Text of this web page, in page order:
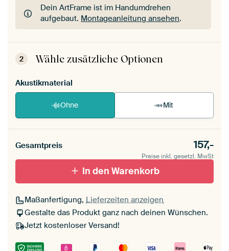
Dein ArtFrame ist im Handumdrehen
aufgebaut. Montageanleitung ansehen.
Dein ArtFrame ist im Handumdrehen
aufgebaut.Montageanleitung ansehen
2 Wähle zusätzliche Optionen
Akustikmaterial
Ohne Mit
Gesamtpreis 157,-
Preise inkl. gesetzl. MwSt
In den Warenkorb
Maßanfertigung, Lieferzeiten anzeigen
Gestalte das Produkt ganz nach deinen Wünschen.
Jetzt kostenloser Versand!